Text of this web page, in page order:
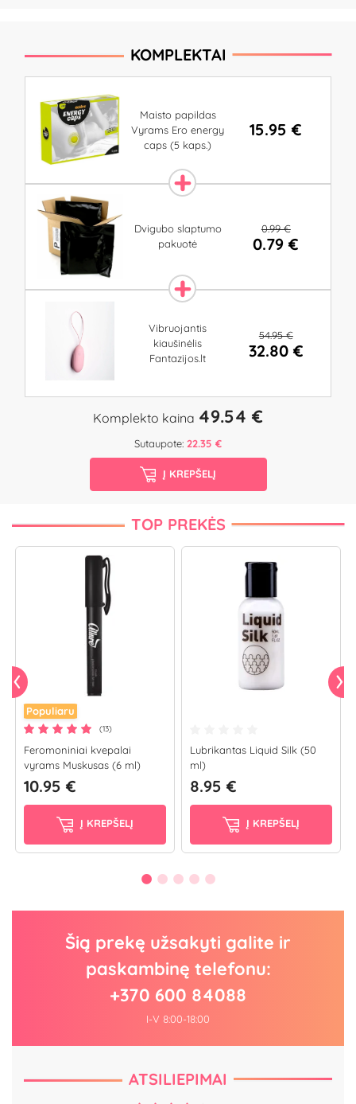
KOMPLEKTAI
Maisto papildas
Vyrams Ero energy
caps (5 kaps.)
15.95 €
Dvigubo slaptumo
pakuotė
0.99 €
0.79 €
Vibruojantis
kiaušinėlis
Fantazijos.lt
54.95 €
32.80 €
Komplekto kaina 49.54 €
Sutaupote: 22.35 €
Į KREPŠELĮ
TOP PREKĖS
Populiaru
(13)
Feromoniniai kvepalai
vyrams Muskusas (6 ml)
10.95 €
Į KREPŠELĮ
Lubrikantas Liquid Silk (50
ml)
8.95 €
Į KREPŠELĮ
Šią prekę užsakyti galite ir
paskambinę telefonu:
+370 600 84088
I-V 8:00-18:00
ATSILIEPIMAI